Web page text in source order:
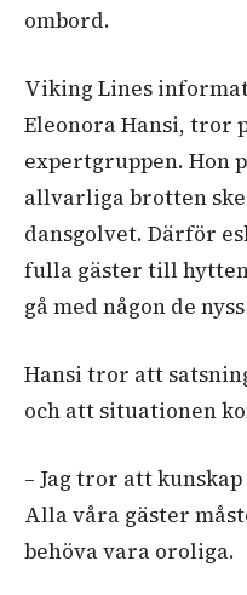
ombord.
Viking Lines
Eleonora Hansi, tror
expertgruppen. Hon
allvarliga brotten
dansgolvet. Därför
fulla gäster till
gå med någon de
Hansi tror att
och att situationen
– Jag tror att
Alla våra gäster
behöva vara oroliga.